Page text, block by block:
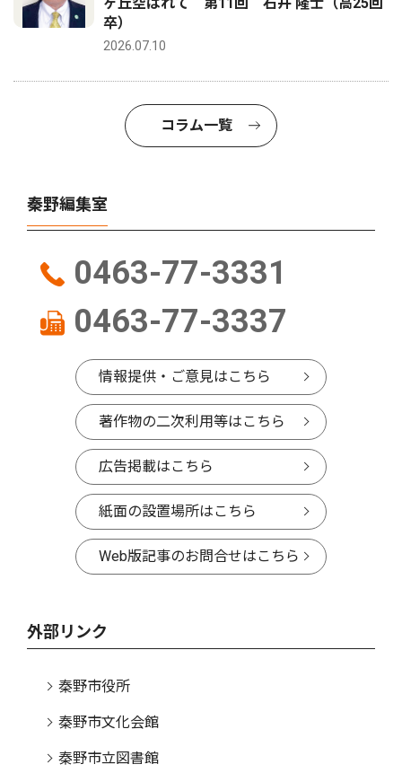
卒）
2026.07.10
コラム一覧
秦野編集室
0463-77-3331
0463-77-3337
情報提供・ご意見はこちら
著作物の二次利用等はこちら
広告掲載はこちら
紙面の設置場所はこちら
Web版記事のお問合せはこちら
外部リンク
秦野市役所
秦野市文化会館
秦野市立図書館